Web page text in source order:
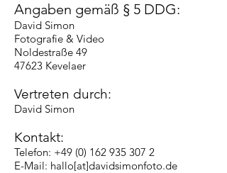
Angaben gemäß § 5 DDG:
David Simon
Fotografie & Video
Noldestraße 49
47623 Kevelaer
Vertreten durch:
David Simon
Kontakt:
Telefon: +49 (0) 162 935 307 2
E-Mail: hallo[at]davidsimonfoto.de